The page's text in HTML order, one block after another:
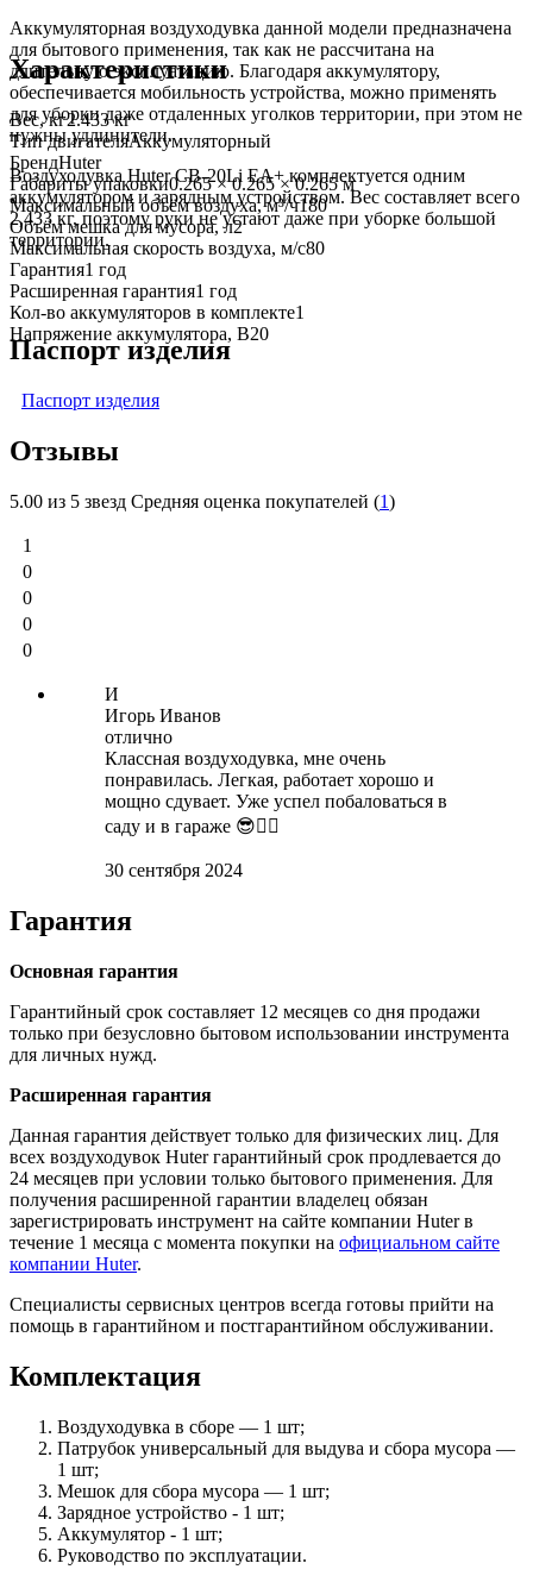
Аккумуляторная воздуходувка данной модели предназначена
для бытового применения, так как не рассчитана на
длительную эксплуатацию. Благодаря аккумулятору,
обеспечивается мобильность устройства, можно применять
для уборки даже отдаленных уголков территории, при этом не
нужны удлинители.
Воздуходувка Huter CB-20Li EA+ комплектуется одним
аккумулятором и зарядным устройством. Вес составляет всего
2,433 кг, поэтому руки не устают даже при уборке большой
территории.
Характеристики
Вес, кг2.433 кг
Тип двигателяАккумуляторный
БрендHuter
Габариты упаковки0.265 × 0.265 × 0.265 м
Максимальный объём воздуха, м³/ч180
Объём мешка для мусора, л2
Максимальная скорость воздуха, м/с80
Гарантия1 год
Расширенная гарантия1 год
Кол-во аккумуляторов в комплекте1
Напряжение аккумулятора, В20
Паспорт изделия
Паспорт изделия
Отзывы
5.00 из 5 звезд Средняя оценка покупателей (1)
1
0
0
0
0
И
Игорь Иванов
отлично
Классная воздуходувка, мне очень
понравилась. Легкая, работает хорошо и
мощно сдувает. Уже успел побаловаться в
саду и в гараже 😎👌🏻
30 сентября 2024
Гарантия
Основная гарантия
Гарантийный срок составляет 12 месяцев со дня продажи
только при безусловно бытовом использовании инструмента
для личных нужд.
Расширенная гарантия
Данная гарантия действует только для физических лиц. Для
всех воздуходувок Huter гарантийный срок продлевается до
24 месяцев при условии только бытового применения. Для
получения расширенной гарантии владелец обязан
зарегистрировать инструмент на сайте компании Huter в
течение 1 месяца с момента покупки на официальном сайте
компании Huter.
Специалисты сервисных центров всегда готовы прийти на
помощь в гарантийном и постгарантийном обслуживании.
Комплектация
Воздуходувка в сборе — 1 шт;
Патрубок универсальный для выдува и сбора мусора —
1 шт;
Мешок для сбора мусора — 1 шт;
Зарядное устройство - 1 шт;
Аккумулятор - 1 шт;
Руководство по эксплуатации.